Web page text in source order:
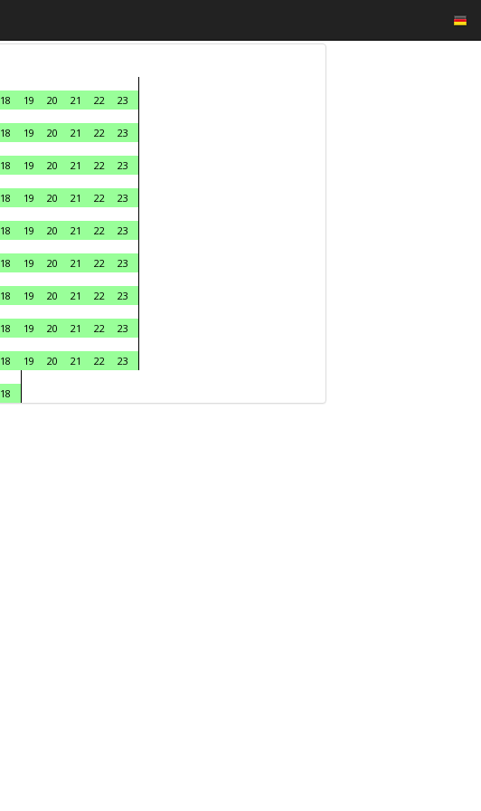
18 19 20 21 22
23
18 19 20 21 22
23
18 19 20 21 22
23
18 19 20 21 22
23
18 19 20 21 22
23
18 19 20 21 22
23
18 19 20 21 22
23
18 19 20 21 22
23
18 19 20 21 22
23
18